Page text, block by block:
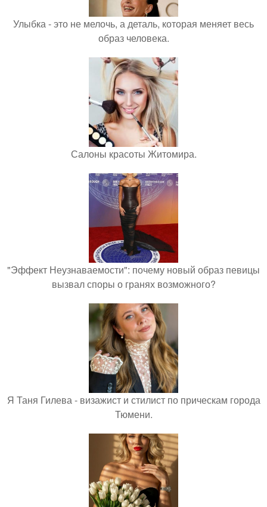
Улыбка - это не мелочь, а деталь, которая меняет весь
образ человека.
Салоны красоты Житомира.
"Эффект Неузнаваемости": почему новый образ певицы
вызвал споры о гранях возможного?
Я Таня Гилева - визажист и стилист по прическам города
Тюмени.